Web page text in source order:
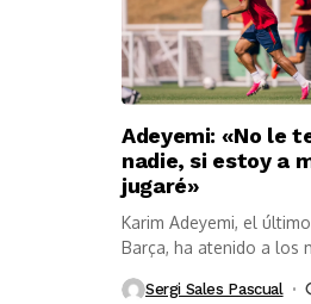
Adeyemi: «No le
nadie, si estoy a
jugaré»
Karim Adeyemi, el
Barça, ha atenido a los
Sergi Sales Pascual